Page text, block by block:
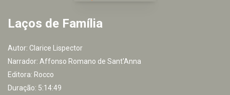
Laços de Família
Autor: Clarice Lispector
Narrador: Affonso Romano de Sant'Anna
Editora: Rocco
Duração: 5:14:49